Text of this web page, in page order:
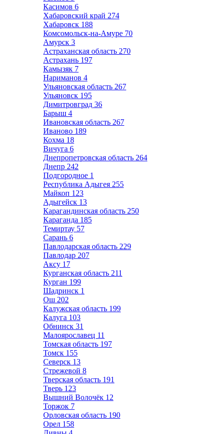
Касимов 6
Хабаровский край 274
Хабаровск 188
Комсомольск-на-Амуре 70
Амурск 3
Астраханская область 270
Астрахань 197
Камызяк 7
Нариманов 4
Ульяновская область 267
Ульяновск 195
Димитровград 36
Барыш 4
Ивановская область 267
Иваново 189
Кохма 18
Вичуга 6
Днепропетровская область 264
Днепр 242
Подгородное 1
Республика Адыгея 255
Майкоп 123
Адыгейск 13
Карагандинская область 250
Караганда 185
Темиртау 57
Сарань 6
Павлодарская область 229
Павлодар 207
Аксу 17
Курганская область 211
Курган 199
Шадринск 1
Ош 202
Калужская область 199
Калуга 103
Обнинск 31
Малоярославец 11
Томская область 197
Томск 155
Северск 13
Стрежевой 8
Тверская область 191
Тверь 123
Вышний Волочёк 12
Торжок 7
Орловская область 190
Орел 158